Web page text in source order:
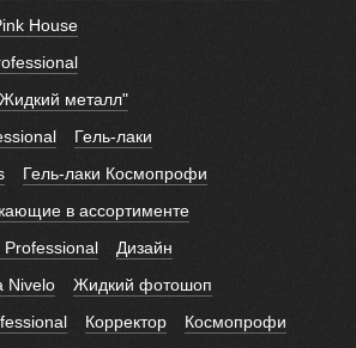
House
металл"
Гель-лаки
Гель-лаки Космопрофи
в ассортименте
Дизайн
Nivelo
Жидкий фотошоп
Корректор
Космопрофи